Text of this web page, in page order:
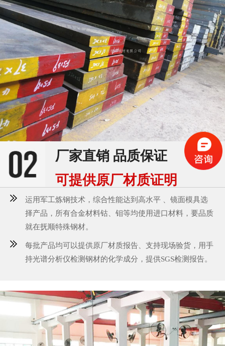
厂家直销 品质保证
可提供原厂材质证明
运用军工炼钢技术，综合性能达到高水平 、镜面模具选
择产品，所有合金材料钴、钼等均使用进口材料，要品质
就在抚顺特殊钢材。
每批产品均可以提供原厂材质报告、支持现场验货，用手
持光谱分析仪检测钢材的化学成分，提供SGS检测报告。